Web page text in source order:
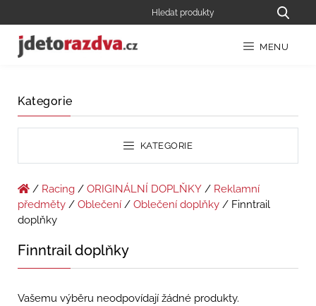
MENU
Kategorie
KATEGORIE
/ Racing / ORIGINÁLNÍ DOPLŇKY / Reklamní
předměty / Oblečení / Oblečení doplňky / Finntrail
doplňky
Finntrail doplňky
Vašemu výběru neodpovídají žádné produkty.